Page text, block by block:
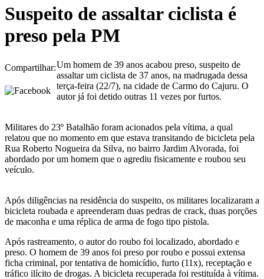
Suspeito de assaltar ciclista é
preso pela PM
Compartilhar:Um homem de 39 anos acabou preso, suspeito de
assaltar um ciclista de 37 anos, na madrugada dessa
terça-feira (22/7), na cidade de Carmo do Cajuru. O
autor já foi detido outras 11 vezes por furtos.
Militares do 23º Batalhão foram acionados pela vítima, a qual
relatou que no momento em que estava transitando de bicicleta pela
Rua Roberto Nogueira da Silva, no bairro Jardim Alvorada, foi
abordado por um homem que o agrediu fisicamente e roubou seu
veículo.
Após diligências na residência do suspeito, os militares localizaram a
bicicleta roubada e apreenderam duas pedras de crack, duas porções
de maconha e uma réplica de arma de fogo tipo pistola.
Após rastreamento, o autor do roubo foi localizado, abordado e
preso. O homem de 39 anos foi preso por roubo e possui extensa
ficha criminal, por tentativa de homicídio, furto (11x), receptação e
tráfico ilícito de drogas. A bicicleta recuperada foi restituída à vítima.